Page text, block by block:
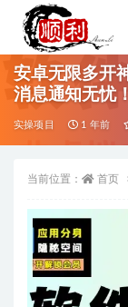
安卓无限多开
消息通知无忧
实操项目 1 年前
当前位置： 首页
全部